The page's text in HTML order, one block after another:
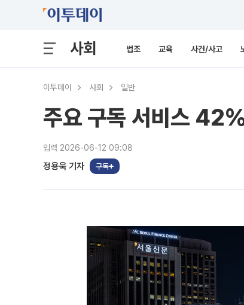
사회 법조 교육 사건/사고
이투데이 사회 일반
주요 구독 서비스
입력 2026-06-12 09:08
정용욱 기자 구독